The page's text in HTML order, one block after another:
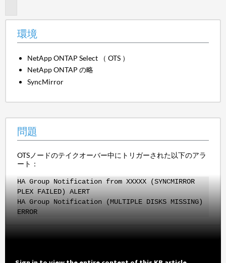
環境
NetApp ONTAP Select （ OTS ）
NetApp ONTAP の略
SyncMirror
問題
OTSノードのテイクオーバー中にトリガーされた以下のアラ
ート：
HA Group Notification from XXXXX (SYNCMIRROR
PLEX FAILED) ALERT
HA Group Notification (MULTIPLE DISKS MISSING)
ERROR